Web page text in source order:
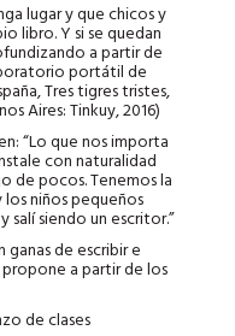
lugar y que chicos y
libro. Y si se quedan
a partir de
portátil de
Tres tigres tristes,
Aires: Tinkuy, 2016)
“Lo que nos importa
con naturalidad
de pocos. Tenemos la
niños pequeños
salí siendo un escritor.”
de escribir e
a partir de los
de clases